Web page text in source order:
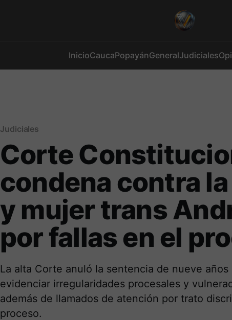
InicioCaucaPopayánGeneralJudiciales
Judiciales
Corte
condena contra
y mujer trans
por fallas en el
La alta Corte anuló la sentencia de nueve
evidenciar irregularidades procesales y
además de llamados de atención por trato
proceso.